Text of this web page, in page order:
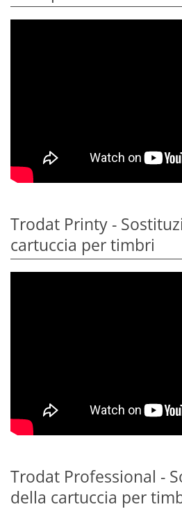
Trodat Printy -
cartuccia per timbri
Trodat Professional -
della cartuccia per